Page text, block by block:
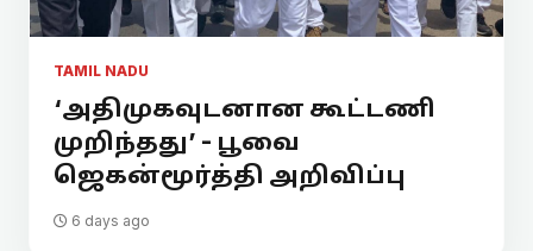
TAMIL NADU
‘அதிமுகவுடனான கூட்டணி
முறிந்தது’ - பூவை
ஜெகன்மூர்த்தி அறிவிப்பு
6 days ago